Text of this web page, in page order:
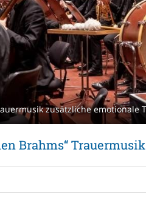
zusätzliche emotionale
Brahms“